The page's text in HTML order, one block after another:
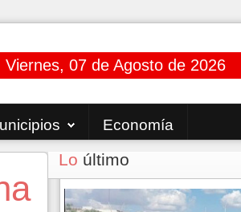
Viernes, 07 de Agosto de 2026
Economía
Lo último